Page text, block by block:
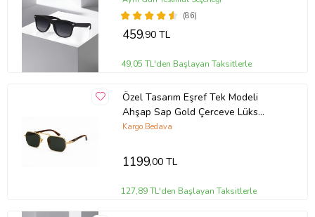
(86)
459,90 TL
49,05 TL'den Başlayan Taksitlerle
Özel Tasarım Eşref Tek Modeli
Ahşap Sap Gold Çerceve Lüks
Güneş Gözlüğü
Kargo Bedava
1199,00 TL
127,89 TL'den Başlayan Taksitlerle